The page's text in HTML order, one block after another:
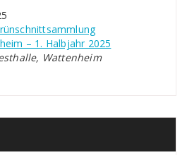
– 1. Halbjahr 2025
Wattenheim